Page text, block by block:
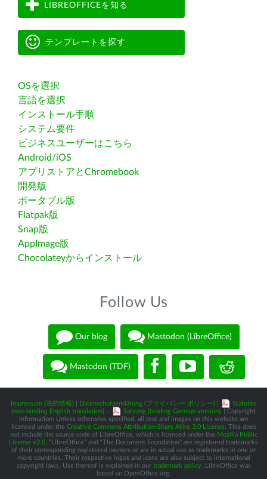
LIBREOFFICEを知る
テンプレートを探す
OSを選択
言語を選択
インストール手順
システム要件
ビジネスユーザーはこちら
Android/iOS
アプリストアとChromebook
開発版
ポータブル版
Flatpak版
Snap版
AppImage版
Chocolateyからインストール
Follow Us
Our blog Mastodon (LibreOffice)
Mastodon (TDF)
Impressum (法的情報) Datenschutzerklärung (プライバシー ポリシー)
Statutes
(non-binding English translation) - Satzung (binding German version)
| Copyright
information: Unless otherwise specified, all text and images on this website are
licensed under the Creative Commons Attribution-Share Alike 3.0 License. This does
not include the source code of LibreOffice, which is licensed under the Mozilla Public
License v2.0 . “LibreOffice” and “The Document Foundation” are registered trademarks
of their corresponding registered owners or are in actual use as trademarks in one or
more countries. Their respective logos and icons are also subject to international
copyright laws. Use thereof is explained in our trademark policy. LibreOffice was
based on OpenOffice.org.